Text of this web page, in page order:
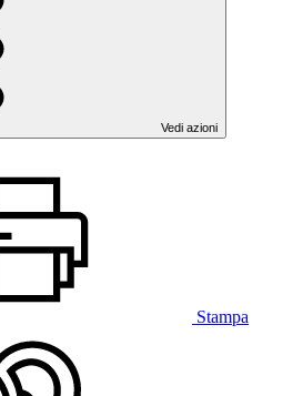
Vedi azioni
Stampa